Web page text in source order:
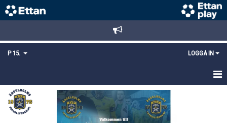
P 15. LOGGA IN
HEM
TRUPPEN